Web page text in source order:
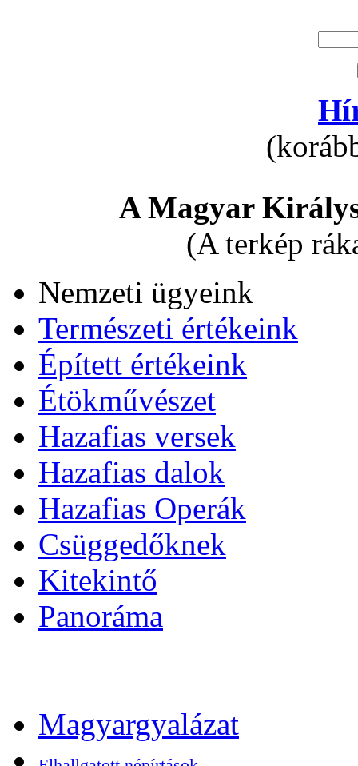
A Magyar
(A terkép
Nemzeti ügyeink
Természeti értékeink
Épített értékeink
Étökművészet
Hazafias versek
Hazafias dalok
Hazafias Operák
Csüggedőknek
Kitekintő
Panoráma
Magyargyalázat